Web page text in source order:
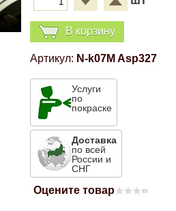
В корзину
Артикул: N-k07M Asp327
Услуги
по
покраске
Доставка
по всей
России и
СНГ
Оцените товар (0)
Poliext
акриловые
холодильник